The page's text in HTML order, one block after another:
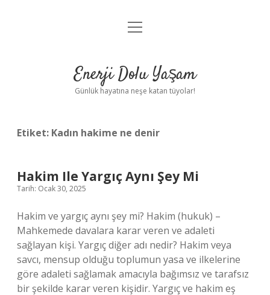
Anasayfa
Yasal Uyarı
menüyü
Enerji Dolu Yaşam
Günlük hayatına neşe katan tüyolar!
Etiket: Kadın hakime ne denir
Hakim Ile Yargıç Aynı Şey Mi
Tarih: Ocak 30, 2025
Hakim ve yargıç aynı şey mi? Hakim (hukuk) –
Mahkemede davalara karar veren ve adaleti
sağlayan kişi. Yargıç diğer adı nedir? Hakim veya
savcı, mensup olduğu toplumun yasa ve ilkelerine
göre adaleti sağlamak amacıyla bağımsız ve tarafsız
bir şekilde karar veren kişidir. Yargıç ve hakim eş